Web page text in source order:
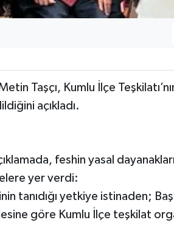
Taşçı, Kumlu İlçe
açıkladı.
feshin yasal
yer verdi:
tanıdığı yetkiye istinaden;
göre Kumlu İlçe teşkilat